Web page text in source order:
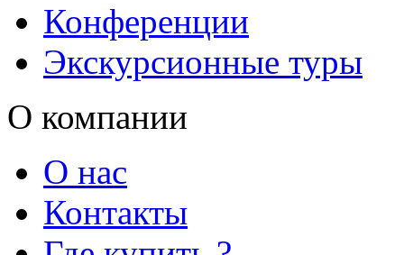
Конференции
Экскурсионные туры
О компании
О нас
Контакты